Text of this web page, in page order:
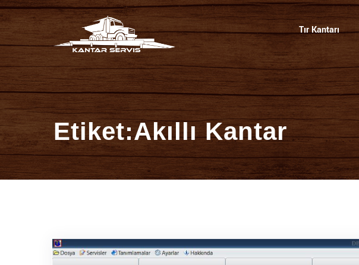
İçeriğe
atla
Kantar Servisi Tır Kantarı
Etiket:Akıllı Kantar